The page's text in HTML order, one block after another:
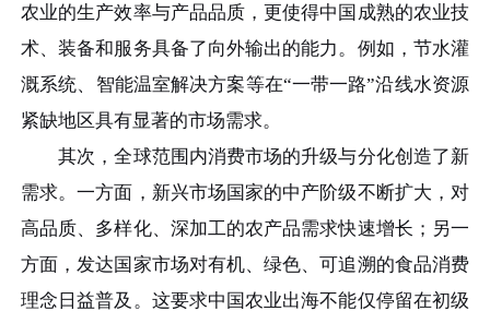
农业的生产效率与产品品质，更使得中国成熟的农业技
术、装备和服务具备了向外输出的能力。例如，节水灌
溉系统、智能温室解决方案等在“一带一路”沿线水资源
紧缺地区具有显著的市场需求。
其次，全球范围内消费市场的升级与分化创造了新
需求。一方面，新兴市场国家的中产阶级不断扩大，对
高品质、多样化、深加工的农产品需求快速增长；另一
方面，发达国家市场对有机、绿色、可追溯的食品消费
理念日益普及。这要求中国农业出海不能仅停留在初级